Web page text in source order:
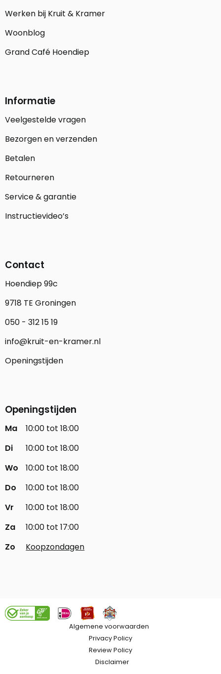
Werken bij Kruit & Kramer
Woonblog
Grand Café Hoendiep
Informatie
Veelgestelde vragen
Bezorgen en verzenden
Betalen
Retourneren
Service & garantie
Instructievideo’s
Contact
Hoendiep 99c
9718 TE Groningen
050 - 312 15 19
info@kruit-en-kramer.nl
Openingstijden
Openingstijden
Ma
10:00 tot 18:00
Di
10:00 tot 18:00
Wo
10:00 tot 18:00
Do
10:00 tot 18:00
Vr
10:00 tot 18:00
Za
10:00 tot 17:00
Zo
Koopzondagen
Algemene voorwaarden
Privacy Policy
Review Policy
Disclaimer